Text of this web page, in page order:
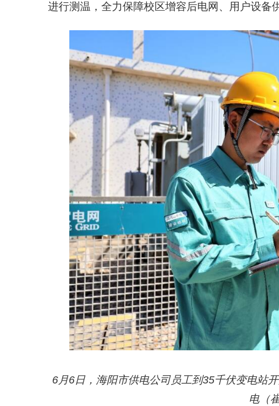
进行测温，全力保障校区增容后电网、用户设备
6月6日，海阳市供电公司员工到35千伏变电站
电（